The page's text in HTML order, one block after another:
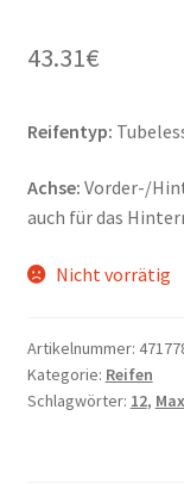
43.31€
Reifentyp:
Achse: Vorder-/
auch für das
Nicht vorrätig
Artikelnummer:
Kategorie: Reifen
Schlagwörter: 12,